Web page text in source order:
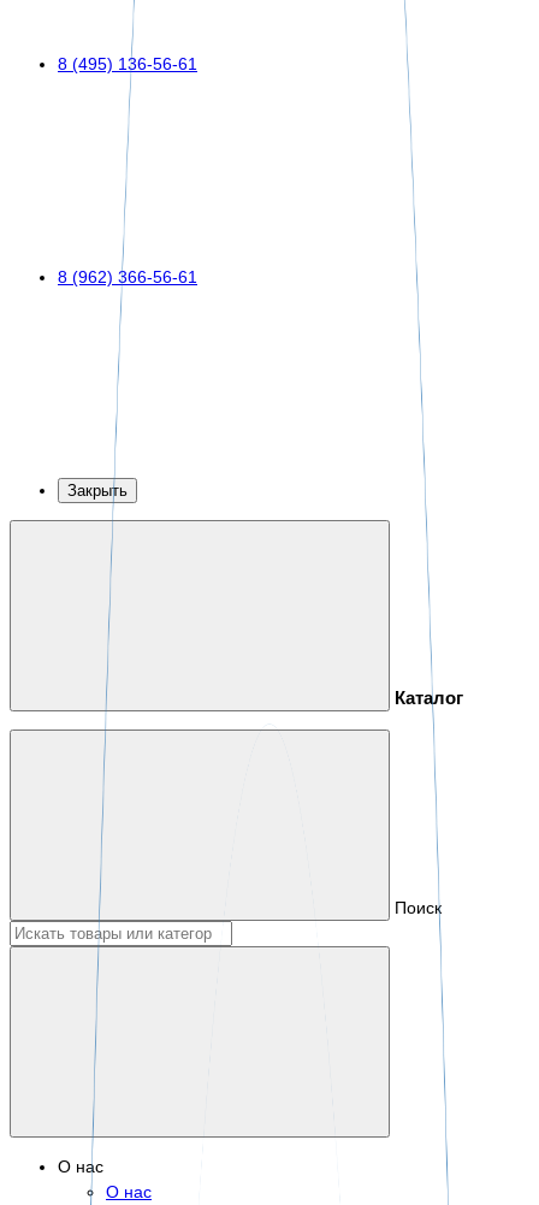
8 (495) 136-56-61
8 (962) 366-56-61
Закрыть
Каталог
Поиск
О нас
О нас